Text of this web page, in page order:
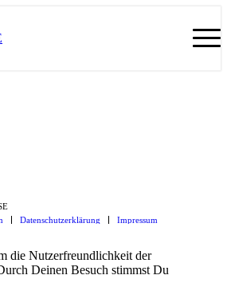
Datenschutzerklärung Impressum
die Nutzerfreundlichkeit der
Deinen Besuch stimmst Du